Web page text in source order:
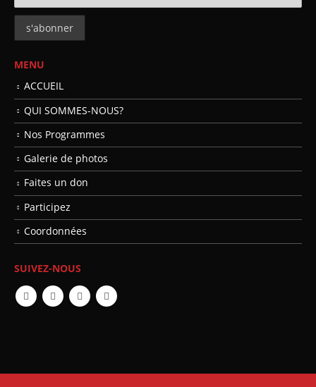
MENU
ACCUEIL
QUI SOMMES-NOUS?
Nos Programmes
Galerie de photos
Faites un don
Participez
Coordonnées
SUIVEZ-NOUS